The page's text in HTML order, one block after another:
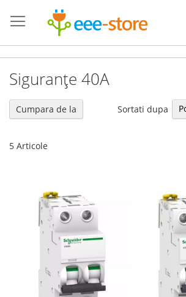
la
Continut
Siguranțe 40A
5 Articole
Sortati dupa
Cumpara de la